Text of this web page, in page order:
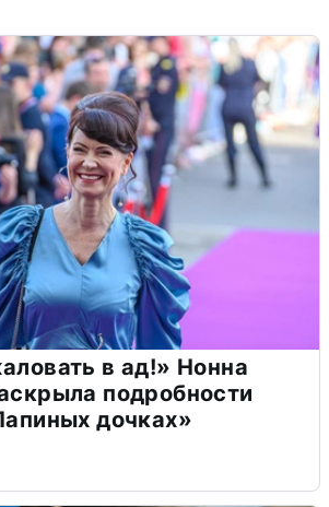
в ад!» Нонна
подробности
дочках»